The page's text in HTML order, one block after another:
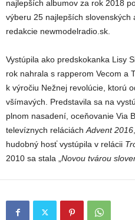
najlepších albumov za rok 2018
výberu 25 najlepších slovenských
redakcie newmodelradio.sk.
Vystúpila ako predskokanka Lisy
rok nahrala s rapperom Vecom a
k výročiu Nežnej revolúcie, ktorú
všímavých. Predstavila sa na
plnom nasadení, oceňovanie Via
televíznych reláciách Advent 2016
hudobný hosť vystúpila v relácii
2010 sa stala „ Novou tvárou